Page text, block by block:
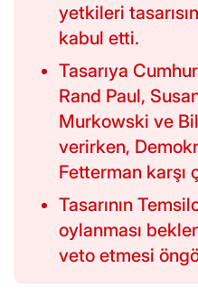
yetkileri
kabul etti.
Tasarıya
Rand Paul,
Murkowski ve
verirken,
Fetterman karşı
Tasarının
oylanması
veto etmesi